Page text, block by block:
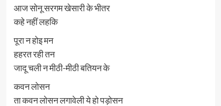
आज सोनू सरगम खेसारी के भीतर
कहे नहीं लहकि
पूरा न होइ मन
हहरत रही तन
जादू चली न मीठी-मीठी बतियन के
कवन लोसन
ता कवन लोसन लगावेली ये हो पड़ोसन